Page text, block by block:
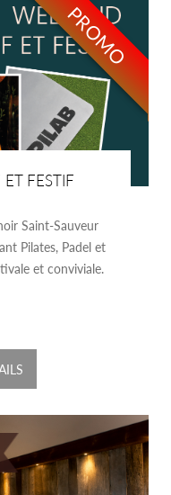
PROMO
FESTIF
Saint-Sauveur
Pilates, Padel et
et conviviale.